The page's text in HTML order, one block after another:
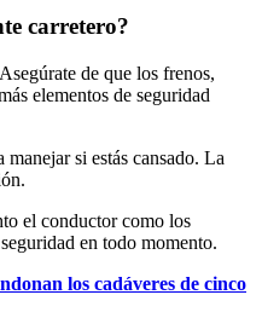
carretero?
de que los frenos,
elementos de seguridad
manejar si estás cansado. La
el conductor como los
en todo momento.
los cadáveres de cinco